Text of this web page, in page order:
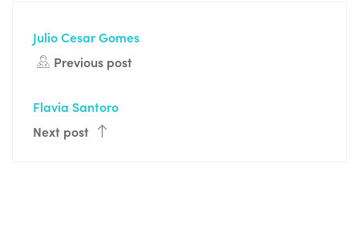
Julio Cesar Gomes
Previous post
Flavia Santoro
Next post